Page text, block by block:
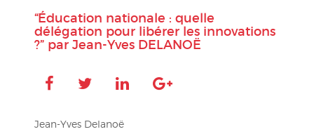
“Éducation nationale : quelle
délégation pour libérer les innovations
?” par Jean-Yves DELANOË
Jean-Yves Delanoë